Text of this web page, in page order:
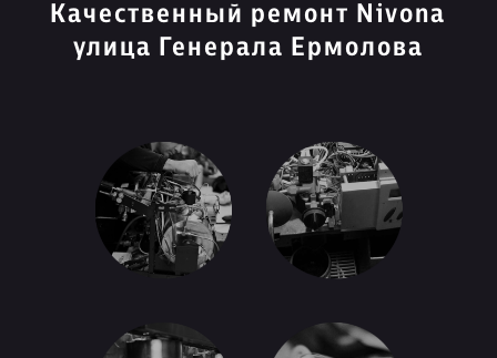
Качественный ремонт Nivona
улица Генерала Ермолова